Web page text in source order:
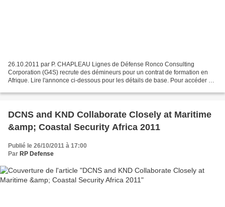
26.10.2011 par P. CHAPLEAU Lignes de Défense Ronco Consulting
Corporation (G4S) recrute des démineurs pour un contrat de formation en
Afrique. Lire l'annonce ci-dessous pour les détails de base. Pour accéder à
DCNS and KND Collaborate Closely at Maritime
&amp; Coastal Security Africa 2011
Publié le 26/10/2011 à 17:00
Par RP Defense